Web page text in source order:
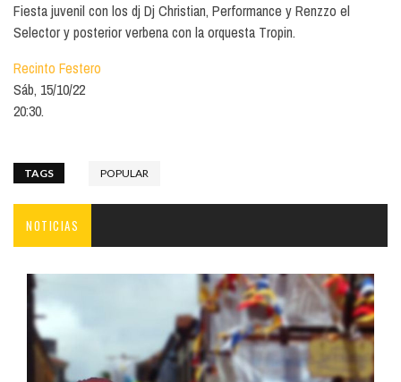
Fiesta juvenil con los dj Dj Christian, Performance y Renzzo el
Selector y posterior verbena con la orquesta Tropin.
Recinto Festero
Sáb, 15/10/22
20:30.
TAGS POPULAR
NOTICIAS